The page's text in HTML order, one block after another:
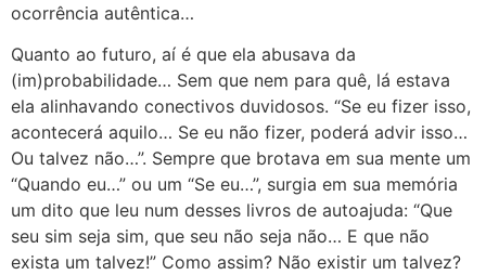
ocorrência autêntica…
Quanto ao futuro, aí é que ela abusava da
(im)probabilidade… Sem que nem para quê, lá estava
ela alinhavando conectivos duvidosos. “Se eu fizer isso,
acontecerá aquilo… Se eu não fizer, poderá advir isso…
Ou talvez não…”. Sempre que brotava em sua mente um
“Quando eu…” ou um “Se eu…”, surgia em sua memória
um dito que leu num desses livros de autoajuda: “Que
seu sim seja sim, que seu não seja não… E que não
exista um talvez!” Como assim? Não existir um talvez?